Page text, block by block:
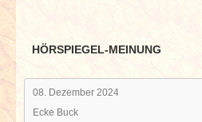
HÖRSPIEGEL-MEINUNG
08. Dezember 2024
Ecke Buck